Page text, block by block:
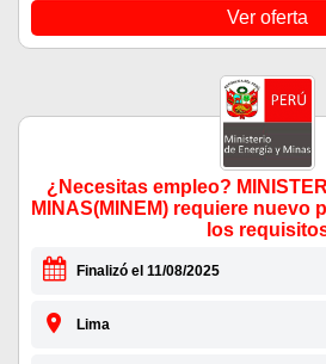
Ver oferta
¿Necesitas empleo?
MINAS(MINEM) requiere nuevo
los
Finalizó el 11/08/2025
Lima